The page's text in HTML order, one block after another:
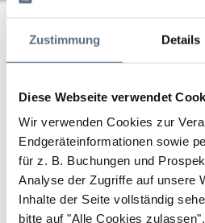
Zustimmung Details
Diese Webseite verwendet
Wir verwenden Cookies zur
Endgeräteinformationen sowie
für z. B. Buchungen und
Analyse der Zugriffe auf unsere
Inhalte der Seite vollständig
bitte auf "Alle Cookies zulassen".